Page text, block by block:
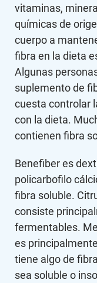
vitaminas,
químicas de
cuerpo a
fibra en la dieta
Algunas
suplemento de
cuesta controlar
con la dieta.
contienen fibra
Benefiber es
policarbofilo
fibra soluble.
consiste
fermentables.
es
tiene algo de
sea soluble o